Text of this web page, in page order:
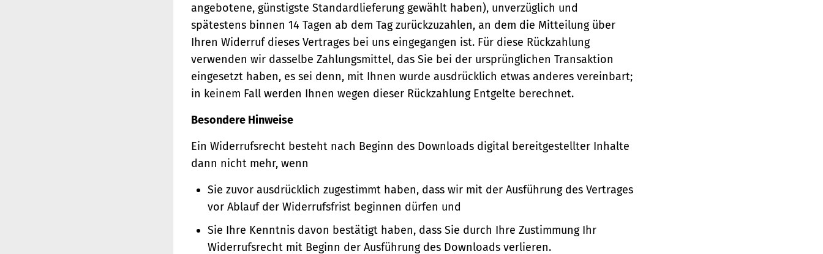
angebotene, günstigste Standardlieferung gewählt haben), unverzüglich und
spätestens binnen 14 Tagen ab dem Tag zurückzuzahlen, an dem die Mitteilung über
Ihren Widerruf dieses Vertrages bei uns eingegangen ist. Für diese Rückzahlung
verwenden wir dasselbe Zahlungsmittel, das Sie bei der ursprünglichen Transaktion
eingesetzt haben, es sei denn, mit Ihnen wurde ausdrücklich etwas anderes vereinbart;
in keinem Fall werden Ihnen wegen dieser Rückzahlung Entgelte berechnet.
Besondere Hinweise
Ein Widerrufsrecht besteht nach Beginn des Downloads digital bereitgestellter Inhalte
dann nicht mehr, wenn
Sie zuvor ausdrücklich zugestimmt haben, dass wir mit der Ausführung des Vertrages
vor Ablauf der Widerrufsfrist beginnen dürfen und
Sie Ihre Kenntnis davon bestätigt haben, dass Sie durch Ihre Zustimmung Ihr
Widerrufsrecht mit Beginn der Ausführung des Downloads verlieren.